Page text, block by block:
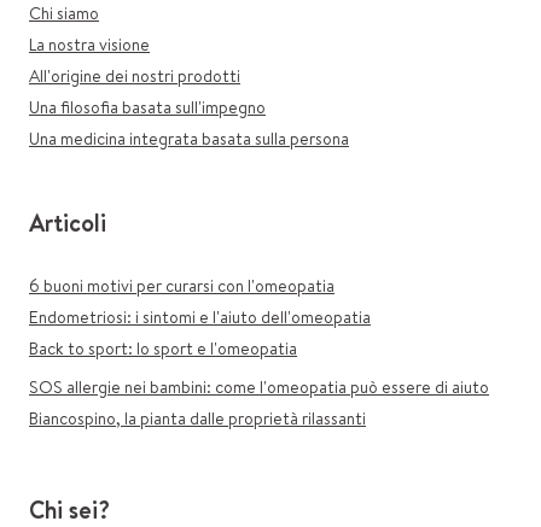
Chi siamo
La nostra visione
All'origine dei nostri prodotti
Una filosofia basata sull'impegno
Una medicina integrata basata sulla persona
Articoli
6 buoni motivi per curarsi con l'omeopatia
Endometriosi: i sintomi e l'aiuto dell'omeopatia
Back to sport: lo sport e l'omeopatia
SOS allergie nei bambini: come l'omeopatia può essere di aiuto
Biancospino, la pianta dalle proprietà rilassanti
Chi sei?